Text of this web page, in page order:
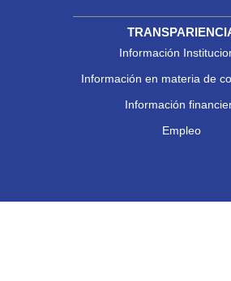
Información
Información en materia de
Información
Empleo